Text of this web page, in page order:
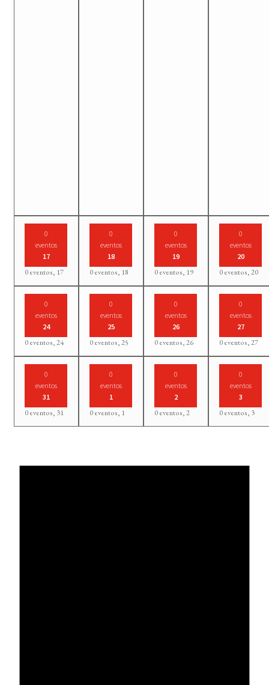
0
eventos
17
0 eventos, 17
0
eventos
18
0 eventos, 18
0
eventos
19
0 eventos, 19
0
eventos
20
0 eventos,20
0
eventos
24
0 eventos,24
0
eventos
25
0 eventos,25
0
eventos
26
0 eventos,26
0
eventos
27
0 eventos,27
0
eventos
31
0 eventos, 31
0
eventos
1
0 eventos, 1
0
eventos
2
0 eventos,2
0
eventos
3
0 eventos, 3